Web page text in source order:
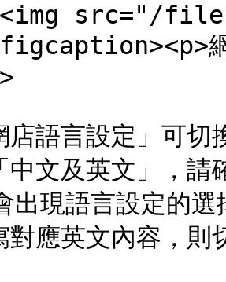
src="/files/
語言設定」可切
文及英文」，請
應英文內容，則